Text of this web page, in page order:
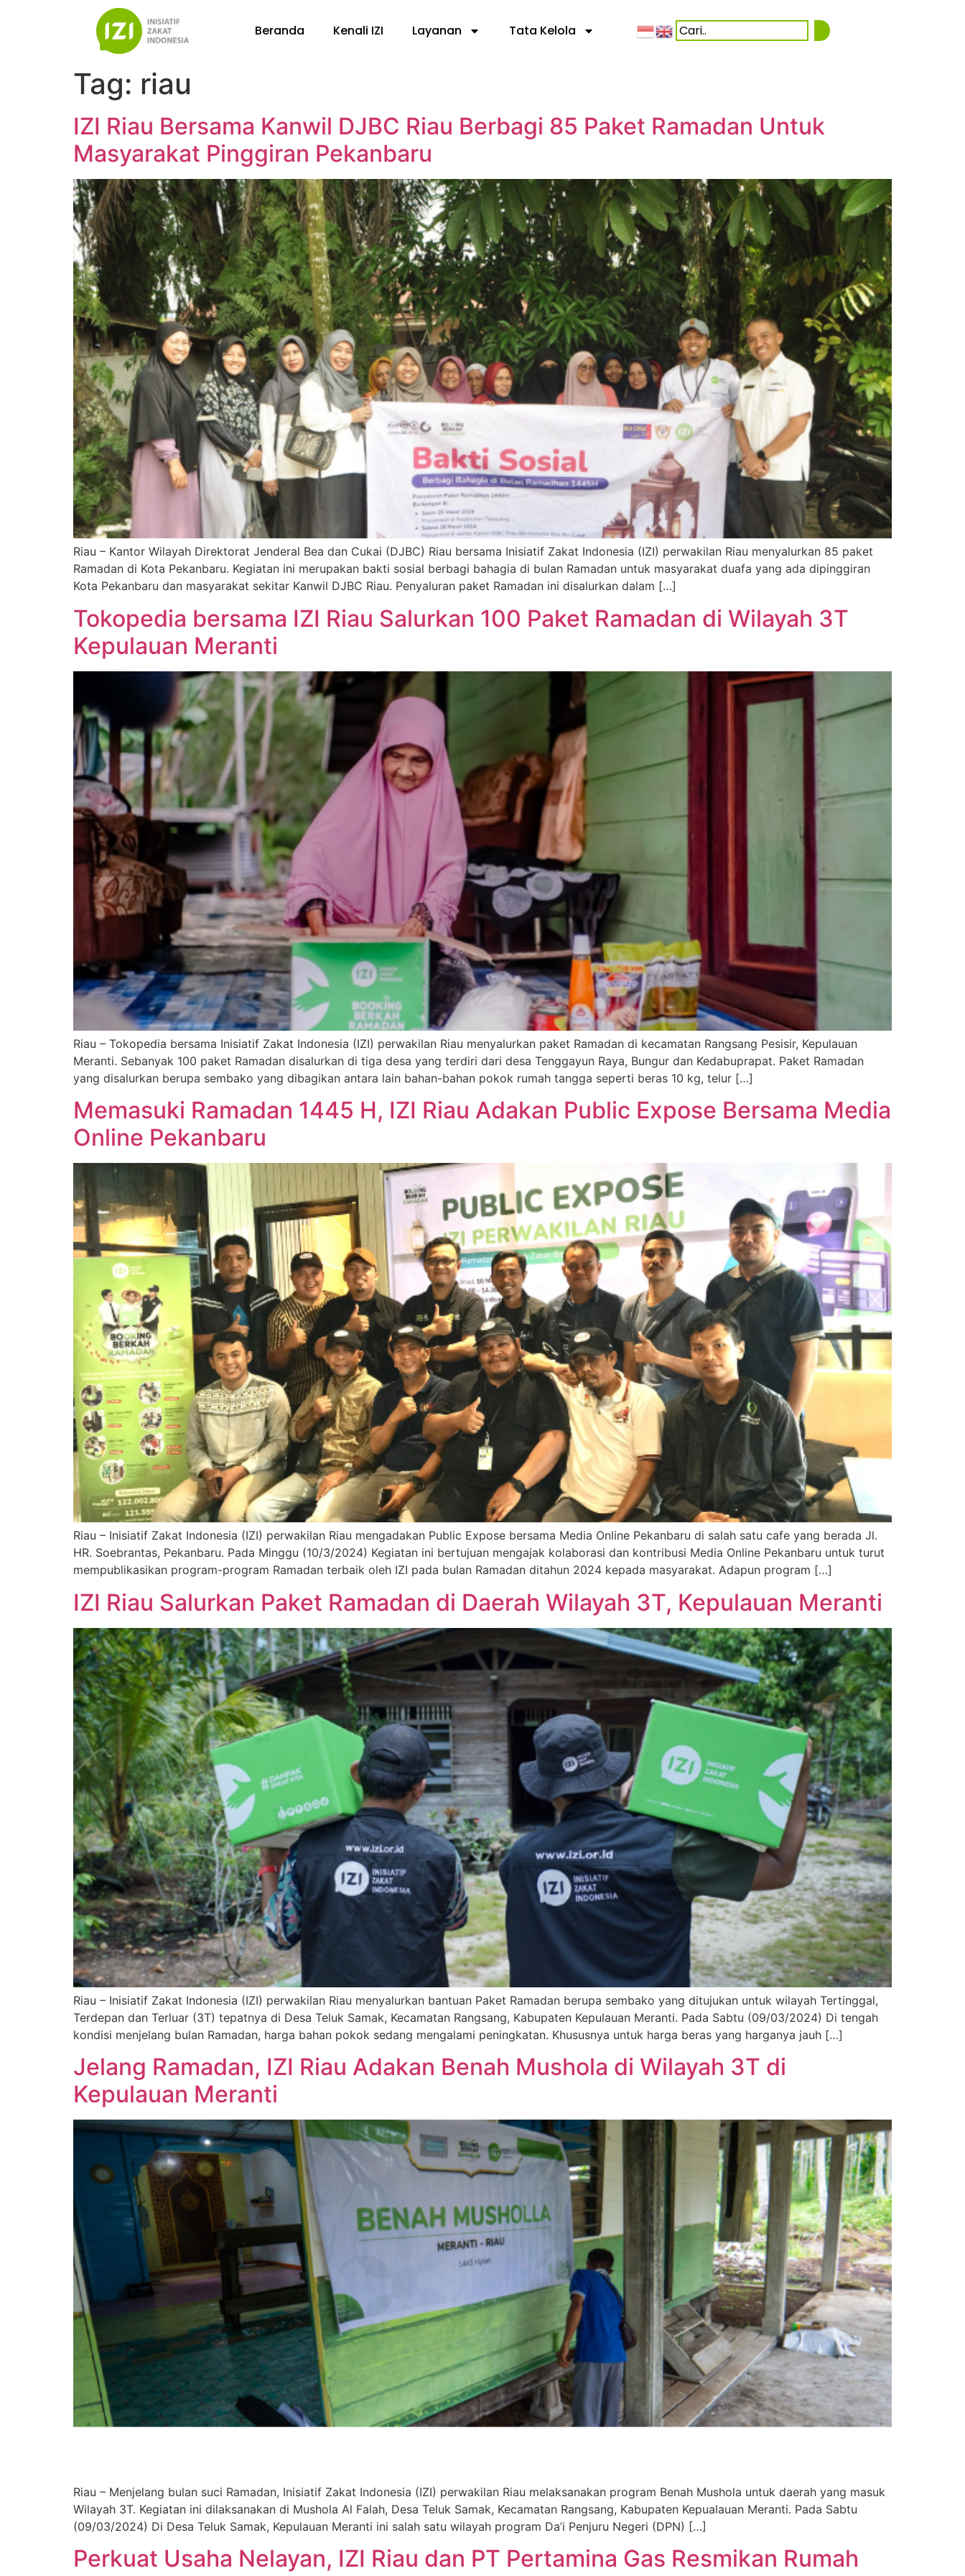
Beranda Kenali IZI Layanan Tata Kelola
Tag: riau
IZI Riau Bersama Kanwil DJBC Riau Berbagi 85 Paket Ramadan Untuk
Masyarakat Pinggiran Pekanbaru
Riau – Kantor Wilayah Direktorat Jenderal Bea dan Cukai (DJBC) Riau bersama Inisiatif Zakat Indonesia (IZI) perwakilan Riau menyalurkan 85 paket
Ramadan di Kota Pekanbaru. Kegiatan ini merupakan bakti sosial berbagi bahagia di bulan Ramadan untuk masyarakat duafa yang ada dipinggiran
Kota Pekanbaru dan masyarakat sekitar Kanwil DJBC Riau. Penyaluran paket Ramadan ini disalurkan dalam […]
Tokopedia bersama IZI Riau Salurkan 100 Paket Ramadan di Wilayah 3T
Kepulauan Meranti
Riau – Tokopedia bersama Inisiatif Zakat Indonesia (IZI) perwakilan Riau menyalurkan paket Ramadan di kecamatan Rangsang Pesisir, Kepulauan
Meranti. Sebanyak 100 paket Ramadan disalurkan di tiga desa yang terdiri dari desa Tenggayun Raya, Bungur dan Kedabuprapat. Paket Ramadan
yang disalurkan berupa sembako yang dibagikan antara lain bahan-bahan pokok rumah tangga seperti beras 10 kg, telur […]
Memasuki Ramadan 1445 H, IZI Riau Adakan Public Expose Bersama Media
Online Pekanbaru
Riau – Inisiatif Zakat Indonesia (IZI) perwakilan Riau mengadakan Public Expose bersama Media Online Pekanbaru di salah satu cafe yang berada Jl.
HR. Soebrantas, Pekanbaru. Pada Minggu (10/3/2024) Kegiatan ini bertujuan mengajak kolaborasi dan kontribusi Media Online Pekanbaru untuk turut
mempublikasikan program-program Ramadan terbaik oleh IZI pada bulan Ramadan ditahun 2024 kepada masyarakat. Adapun program […]
IZI Riau Salurkan Paket Ramadan di Daerah Wilayah 3T, Kepulauan Meranti
Riau – Inisiatif Zakat Indonesia (IZI) perwakilan Riau menyalurkan bantuan Paket Ramadan berupa sembako yang ditujukan untuk wilayah Tertinggal,
Terdepan dan Terluar (3T) tepatnya di Desa Teluk Samak, Kecamatan Rangsang, Kabupaten Kepulauan Meranti. Pada Sabtu (09/03/2024) Di tengah
kondisi menjelang bulan Ramadan, harga bahan pokok sedang mengalami peningkatan. Khususnya untuk harga beras yang harganya jauh […]
Jelang Ramadan, IZI Riau Adakan Benah Mushola di Wilayah 3T di
Kepulauan Meranti
Riau – Menjelang bulan suci Ramadan, Inisiatif Zakat Indonesia (IZI) perwakilan Riau melaksanakan program Benah Mushola untuk daerah yang masuk
Wilayah 3T. Kegiatan ini dilaksanakan di Mushola Al Falah, Desa Teluk Samak, Kecamatan Rangsang, Kabupaten Kepualauan Meranti. Pada Sabtu
(09/03/2024) Di Desa Teluk Samak, Kepulauan Meranti ini salah satu wilayah program Da’i Penjuru Negeri (DPN) […]
Perkuat Usaha Nelayan, IZI Riau dan PT Pertamina Gas Resmikan Rumah